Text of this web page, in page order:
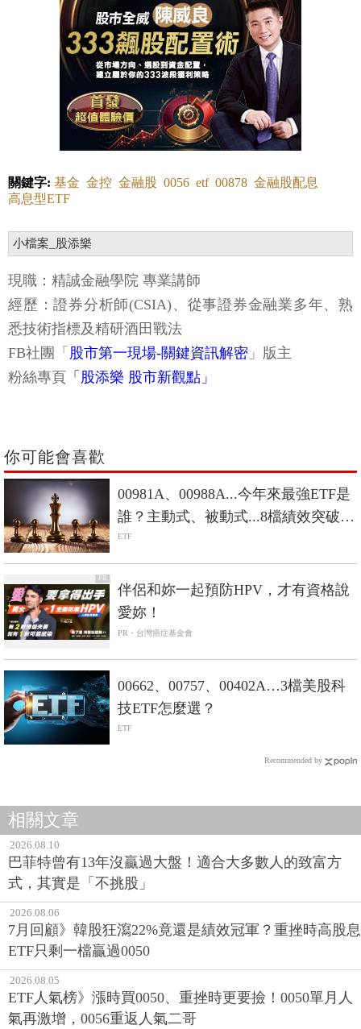
關鍵字: 基金 金控 金融股 0056 etf 00878 金融股配息
高息型ETF
小檔案_股添樂
現職：精誠金融學院 專業講師
經歷：證券分析師(CSIA)、從事證券金融業多年、熟
悉技術指標及精研酒田戰法
FB社團
「 股市第一現場-關鍵資訊解密 」 版主
粉絲專頁 「股添樂 股市新觀點」
你可能會喜歡
00981A、00988A...今年來最強ETF是
誰？主動式、被動式...8檔績效突破
100%
ETF
PR
伴侶和妳一起預防HPV，才有資格說
愛妳！
PR・台灣癌症基金會
00662、00757、00402A…3檔美股科
技ETF怎麼選？
ETF
Recommended by
相關文章
2026.08.10
巴菲特曾有13年沒贏過大盤！適合大多數人的致富方
式，其實是「不挑股」
2026.08.06
7月回顧》韓股狂瀉22%竟還是績效冠軍？重挫時高股息
ETF只剩一檔贏過0050
2026.08.05
ETF人氣榜》漲時買0050、重挫時更要撿！0050單月人
氣再激增，0056重返人氣二哥